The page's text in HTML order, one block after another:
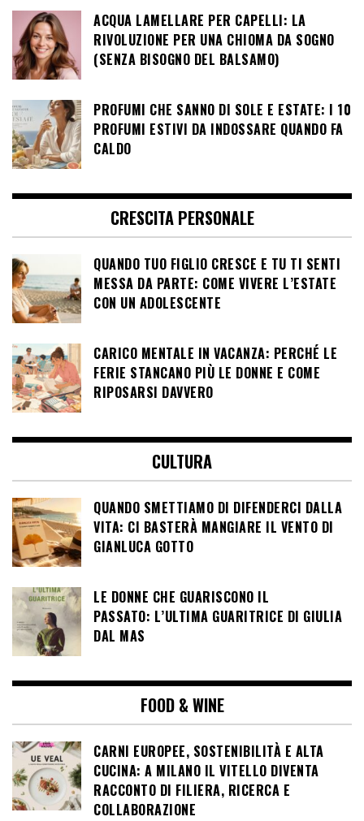
ACQUA LAMELLARE PER CAPELLI: LA
RIVOLUZIONE PER UNA CHIOMA DA SOGNO
(SENZA BISOGNO DEL BALSAMO)
PROFUMI CHE SANNO DI SOLE E ESTATE: I 10
PROFUMI ESTIVI DA INDOSSARE QUANDO FA
CALDO
CRESCITA PERSONALE
QUANDO TUO FIGLIO CRESCE E TU TI SENTI
MESSA DA PARTE: COME VIVERE L’ESTATE
CON UN ADOLESCENTE
CARICO MENTALE IN VACANZA: PERCHÉ LE
FERIE STANCANO PIÙ LE DONNE E COME
RIPOSARSI DAVVERO
CULTURA
QUANDO SMETTIAMO DI DIFENDERCI DALLA
VITA: CI BASTERÀ MANGIARE IL VENTO DI
GIANLUCA GOTTO
LE DONNE CHE GUARISCONO IL
PASSATO: L’ULTIMA GUARITRICE DI GIULIA
DAL MAS
FOOD & WINE
CARNI EUROPEE, SOSTENIBILITÀ E ALTA
CUCINA: A MILANO IL VITELLO DIVENTA
RACCONTO DI FILIERA, RICERCA E
COLLABORAZIONE